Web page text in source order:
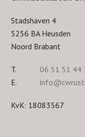
Stadshaven 4
5256 BA Heusden
Noord Brabant
T.
06 51 51 44
E.
KvK: 18083567